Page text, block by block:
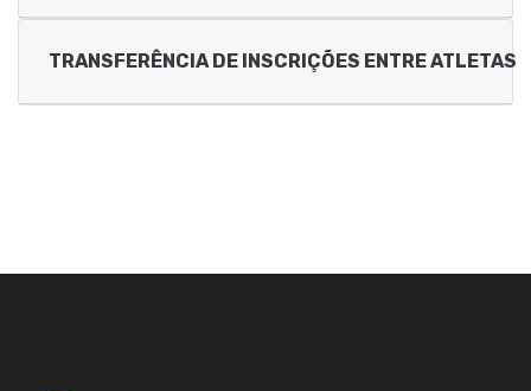
TRANSFERÊNCIA DE INSCRIÇÕES ENTRE ATLETAS